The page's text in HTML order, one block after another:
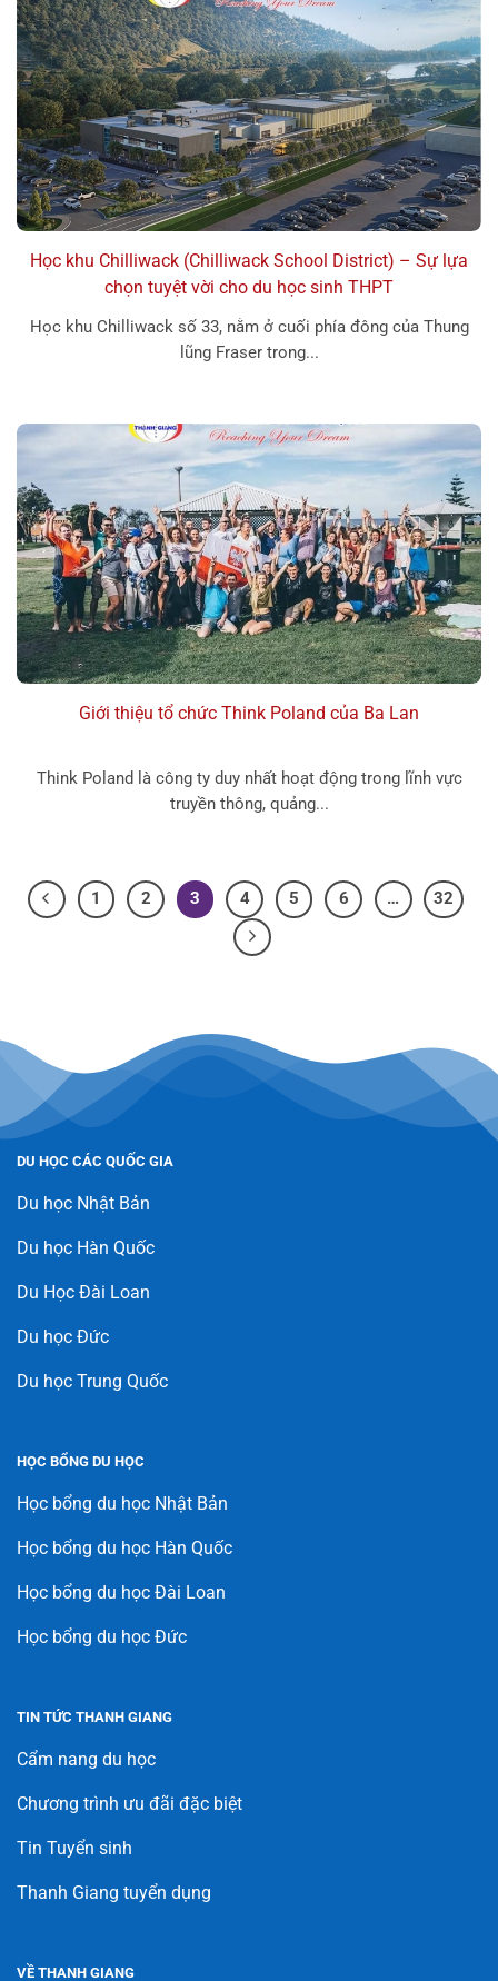
Học khu Chilliwack (Chilliwack School District) – Sự lựa
chọn tuyệt vời cho du học sinh THPT
Học khu Chilliwack số 33, nằm ở cuối phía đông của Thung
lũng Fraser trong...
Giới thiệu tổ chức Think Poland của Ba Lan
Think Poland là công ty duy nhất hoạt động trong lĩnh vực
truyền thông, quảng...
1 2 3 4 5 6 … 32
DU HỌC CÁC QUỐC GIA
Du học Nhật Bản
Du học Hàn Quốc
Du Học Đài Loan
Du học Đức
Du học Trung Quốc
HỌC BỔNG DU HỌC
Học bổng du học Nhật Bản
Học bổng du học Hàn Quốc
Học bổng du học Đài Loan
Học bổng du học Đức
TIN TỨC THANH GIANG
Cẩm nang du học
Chương trình ưu đãi đặc biệt
Tin Tuyển sinh
Thanh Giang tuyển dụng
VỀ THANH GIANG